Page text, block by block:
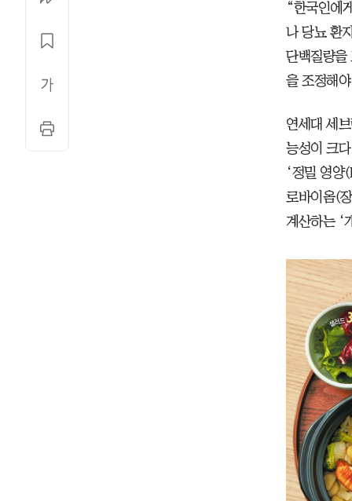
“한국인에
나 당뇨 환
단백질량을
을 조정해
연세대 세
능성이 크
‘정밀 영
로바이옴(
계산하는 ‘